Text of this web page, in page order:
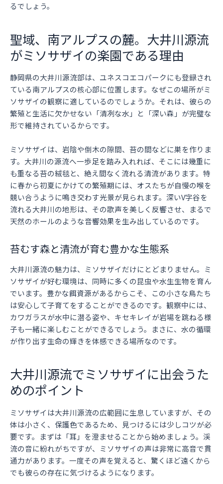
るでしょう。
聖域、南アルプスの麓。大井川源流
がミソサザイの楽園である理由
静岡県の大井川源流部は、ユネスコエコパークにも登録され
ている南アルプスの核心部に位置します。なぜこの場所がミ
ソサザイの観察に適しているのでしょうか。それは、彼らの
繁殖と生活に欠かせない「清冽な水」と「深い森」が完璧な
形で維持されているからです。
ミソサザイは、岩陰や倒木の隙間、苔の間などに巣を作りま
す。大井川の源流へ一歩足を踏み入れれば、そこには幾重に
も重なる苔の絨毯と、絶え間なく流れる清流があります。特
に春から初夏にかけての繁殖期には、オスたちが自慢の喉を
競い合うように鳴き交わす光景が見られます。深いV字谷を
流れる大井川の地形は、その歌声を美しく反響させ、まるで
天然のホールのような音響効果を生み出しているのです。
苔むす森と清流が育む豊かな生態系
大井川源流の魅力は、ミソサザイだけにとどまりません。ミ
ソサザイが好む環境は、同時に多くの昆虫や水生生物を育ん
でいます。豊かな餌資源があるからこそ、この小さな鳥たち
は安心して子育てをすることができるのです。観察中には、
カワガラスが水中に潜る姿や、キセキレイが岩場を跳ねる様
子も一緒に楽しむことができるでしょう。まさに、水の循環
が作り出す生命の輝きを体感できる場所なのです。
大井川源流でミソサザイに出会うた
めのポイント
ミソサザイは大井川源流の広範囲に生息していますが、その
体は小さく、保護色であるため、見つけるには少しコツが必
要です。まずは「耳」を澄ませることから始めましょう。渓
流の音に紛れがちですが、ミソサザイの声は非常に高音で貫
通力があります。一度その声を覚えると、驚くほど遠くから
でも彼らの存在に気づけるようになります。